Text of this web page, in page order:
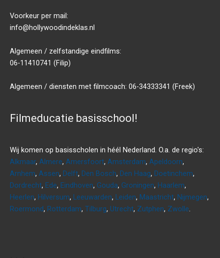
Voorkeur per mail:
info@hollywoodindeklas.nl
Algemeen / zelfstandige eindfilms:
06-11410741 (Filip)
Algemeen / diensten met filmcoach: 06-34333341 (Freek)
Filmeducatie basisschool!
Wij komen op basisscholen in héél Nederland. O.a. de regio's:
Alkmaar, Almere, Amersfoort, Amsterdam, Apeldoorn,
Arnhem, Assen, Delft, Den Bosch, Den Haag, Doetinchem,
Dordrecht, Ede, Eindhoven, Gouda, Groningen, Haarlem,
Heerlen, Hilversum, Leeuwarden, Leiden, Maastricht, Nijmegen,
Roermond, Rotterdam, Tilburg, Utrecht, Zutphen, Zwolle.